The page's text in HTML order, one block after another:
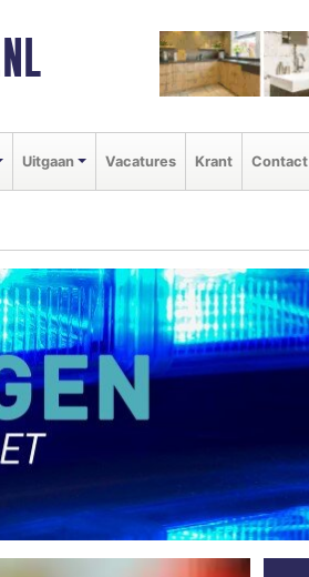
Uitgaan Vacatures Krant Contact